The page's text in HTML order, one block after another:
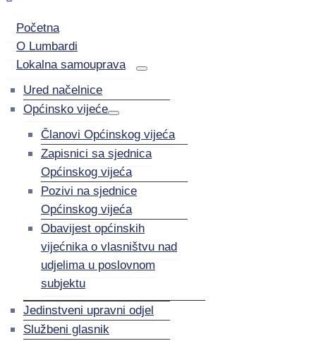
Početna
O Lumbardi
Lokalna samouprava
Ured načelnice
Općinsko vijeće
Članovi Općinskog vijeća
Zapisnici sa sjednica
Općinskog vijeća
Pozivi na sjednice
Općinskog vijeća
Obavijest općinskih
vijećnika o vlasništvu nad
udjelima u poslovnom
subjektu
Jedinstveni upravni odjel
Službeni glasnik